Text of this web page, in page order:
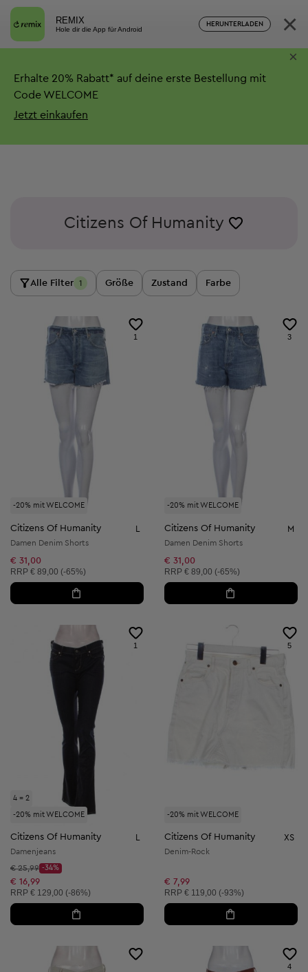
REMIX
Hole dir die App für Android
HERUNTERLADEN ×
Erhalte 20% Rabatt* auf deine erste Bestellung mit
Code WELCOME
Jetzt einkaufen
×
Citizens Of Humanity
Alle Filter 1 Größe Zustand Farbe
-20% mit WELCOME
1
Citizens Of Humanity
Damen Denim Shorts
€ 31,00
Unverbindliche Preisempfehlung:
RRP € 89,00 (-65%)
-20% mit WELCOME
3
Citizens Of Humanity M
Damen Denim Shorts
€ 31,00
Unverbindliche Preisempfehlung:
RRP € 89,00 (-65%)
4 = 2
-20% mit WELCOME
1
Citizens Of Humanity
Damenjeans
Startpreis:
€ 25,99
Discount Price:
-34%
Reduzierter Preis:
€ 16,99
Unverbindliche Preisempfehlung:
RRP € 129,00 (-86%)
-20% mit WELCOME
5
Citizens Of Humanity XS
Denim-Rock
€ 7,99
Unverbindliche Preisempfehlung:
RRP € 119,00 (-93%)
4